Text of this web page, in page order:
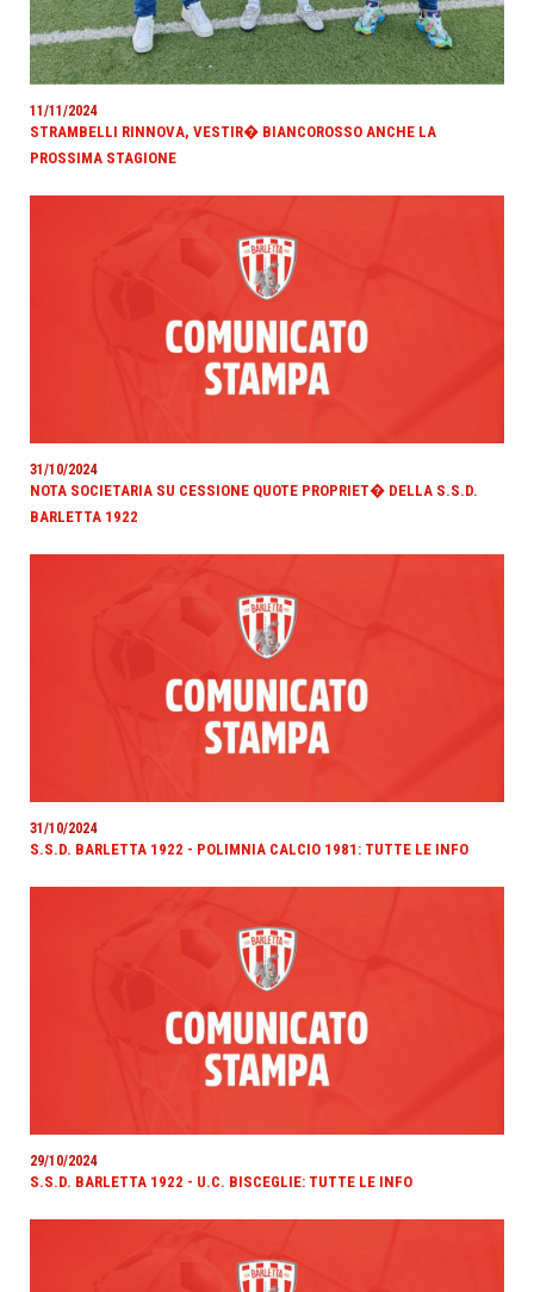
11/11/2024
STRAMBELLI RINNOVA, VESTIR� BIANCOROSSO ANCHE LA
PROSSIMA STAGIONE
31/10/2024
NOTA SOCIETARIA SU CESSIONE QUOTE PROPRIET� DELLA S.S.D.
BARLETTA 1922
31/10/2024
S.S.D. BARLETTA 1922 - POLIMNIA CALCIO 1981: TUTTE LE INFO
29/10/2024
S.S.D. BARLETTA 1922 - U.C. BISCEGLIE: TUTTE LE INFO